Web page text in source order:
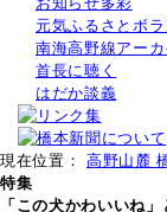
元気ふるさとボ
南海高野線アーカ
首長に聴く
はだか談義
現在位置： 高野山麓
特集
「この犬かわいいね